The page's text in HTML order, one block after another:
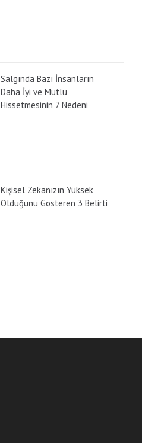
Salgında Bazı İnsanların
Daha İyi ve Mutlu
Hissetmesinin 7 Nedeni
Kişisel Zekanızın Yüksek
Olduğunu Gösteren 3 Belirti